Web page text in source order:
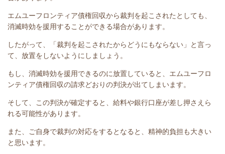
エムユーフロンティア債権回収から裁判を起こされたとしても、
消滅時効を援用することができる場合があります。
したがって、「裁判を起こされたからどうにもならない」と言っ
て、放置をしないようにしましょう。
もし、消滅時効を援用できるのに放置していると、 エムユーフロ
ンティア債権回収の請求どおりの判決が出てしまいます。
そして、この判決が確定すると、給料や銀行口座が差し押さえら
れる可能性があります。
また、ご自身で裁判の対応をするとなると、精神的負担も大きい
と思います。